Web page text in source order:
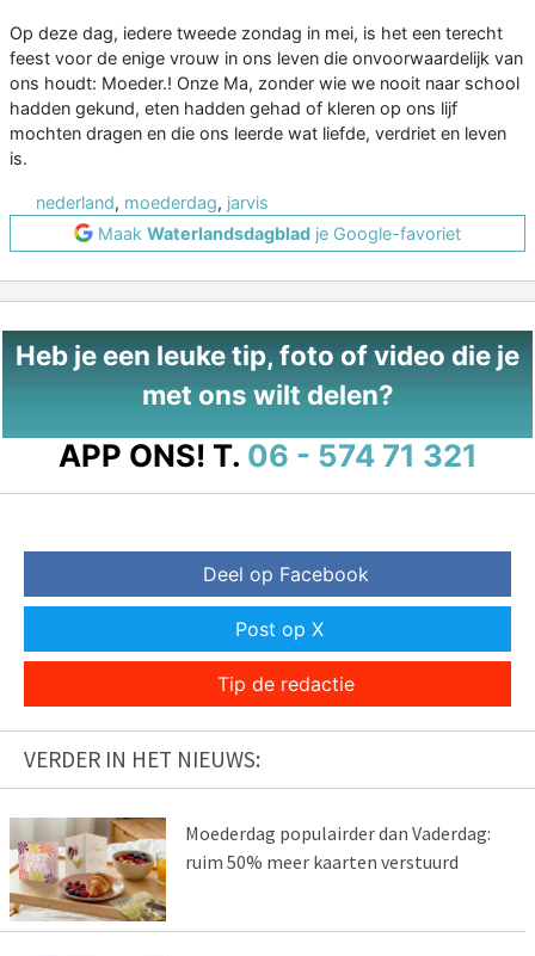
Op deze dag, iedere tweede zondag in mei, is het een terecht
feest voor de enige vrouw in ons leven die onvoorwaardelijk van
ons houdt: Moeder.! Onze Ma, zonder wie we nooit naar school
hadden gekund, eten hadden gehad of kleren op ons lijf
mochten dragen en die ons leerde wat liefde, verdriet en leven
is.
nederland, moederdag, jarvis
Maak Waterlandsdagblad je Google-favoriet
Heb je een leuke tip, foto of video die je
met ons wilt delen?
APP ONS! T. 06 - 574 71 321
Deel op Facebook
Post op X
Tip de redactie
VERDER IN HET NIEUWS:
Moederdag populairder dan Vaderdag:
ruim 50% meer kaarten verstuurd